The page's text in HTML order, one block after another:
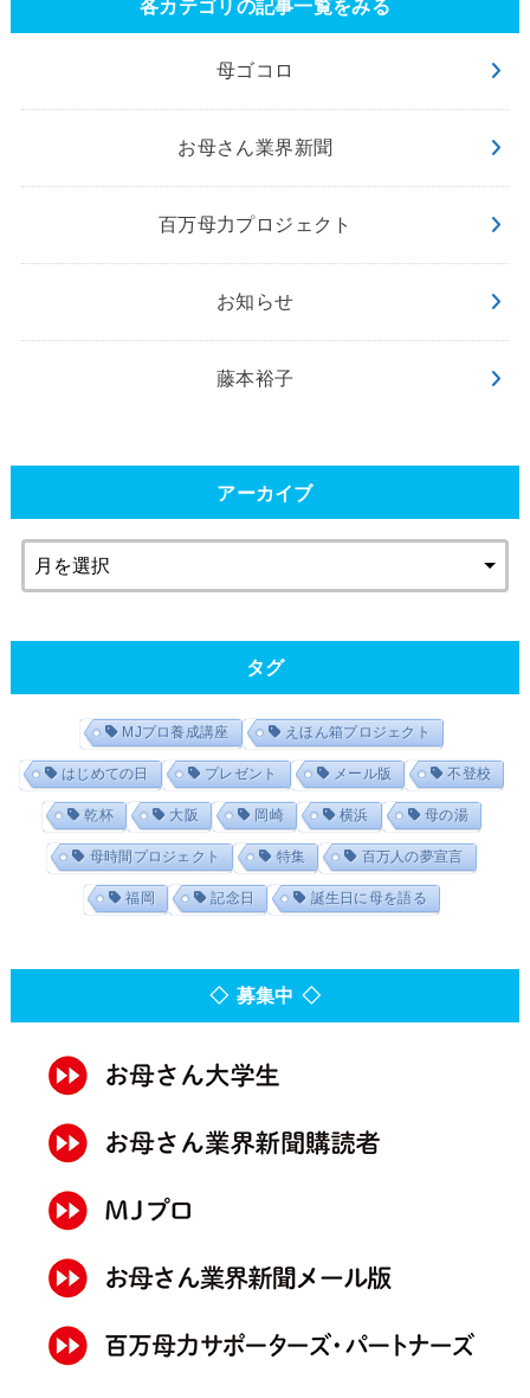
各カテゴリの記事一覧をみる
母ゴコロ
お母さん業界新聞
百万母力プロジェクト
お知らせ
藤本裕子
アーカイブ
タグ
MJプロ養成講座 えほん箱プロジェクト
はじめての日 プレゼント メール版 不登校
乾杯 大阪 岡崎 横浜 母の湯
母時間プロジェクト 特集 百万人の夢宣言
福岡 記念日 誕生日に母を語る
◇ 募集中 ◇